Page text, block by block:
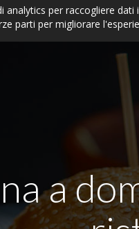
analytics per raccogliere dati
parti per migliorare
a